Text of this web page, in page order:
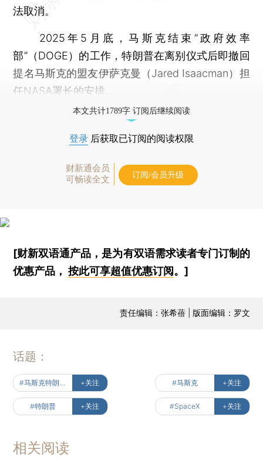
法取消。
2025年5月底，马斯克结束“政府效率
部”（DOGE）的工作，特朗普在离别仪式后即撤回
提名马斯克的盟友伊萨克曼（Jared Isaacman）担
任NASA署长的安排。
本文共计1789字 订阅后继续阅读
登录 后获取已订阅的阅读权限
财新通会员
可畅读全文
订阅/会员升级
[财新双语通产品，是为有双语需求读者专门订制的
优惠产品，按此可享超值优惠订阅 。]
责任编辑：张希蓓 | 版面编辑：罗文
话题：
+关注 #马斯克 +关注
#特朗普 +关注 #SpaceX +关注
相关阅读